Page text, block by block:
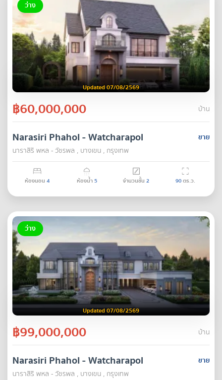
ว่าง
Updated 07/08/2569
฿60,000,000 บ้าน
ขาย
Narasiri Phahol - Watcharapol
นาราสิริ พหล - วัชรพล , บางเขน , กรุงเทพ
ห้องนอน 4 ห้องน้ำ5 จำนวนชั้น 2 90ตร.ว.
ว่าง
Updated 07/08/2569
฿99,000,000 บ้าน
ขาย
Narasiri Phahol - Watcharapol
นาราสิริ พหล - วัชรพล , บางเขน , กรุงเทพ